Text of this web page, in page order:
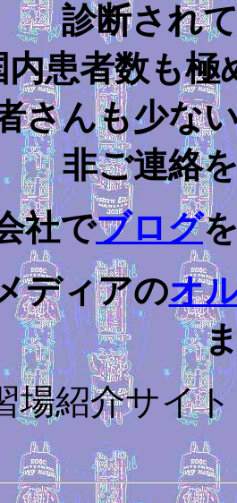
診断され
内患者数も極
さんも少な
非ご連絡
社でブログ
ディアのオ
場紹介サイ